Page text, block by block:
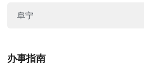
办事指南